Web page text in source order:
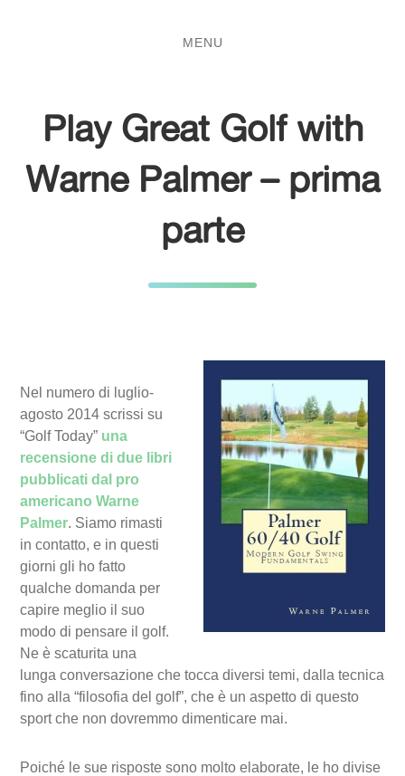
MENU
Play Great Golf with
Warne Palmer – prima
parte
Nel numero di luglio-
agosto 2014 scrissi su
“Golf Today” una
recensione di due libri
pubblicati dal pro
americano Warne
Palmer. Siamo rimasti
in contatto, e in questi
giorni gli ho fatto
qualche domanda per
capire meglio il suo
modo di pensare il golf.
Ne è scaturita una
lunga conversazione che tocca diversi temi, dalla tecnica
fino alla “filosofia del golf”, che è un aspetto di questo
sport che non dovremmo dimenticare mai.
Poiché le sue risposte sono molto elaborate, le ho divise